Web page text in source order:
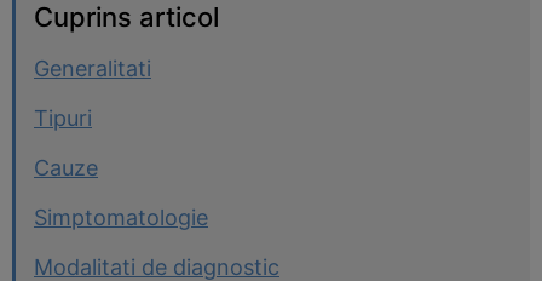
Cuprins articol
Generalitati
Tipuri
Cauze
Simptomatologie
Modalitati de diagnostic